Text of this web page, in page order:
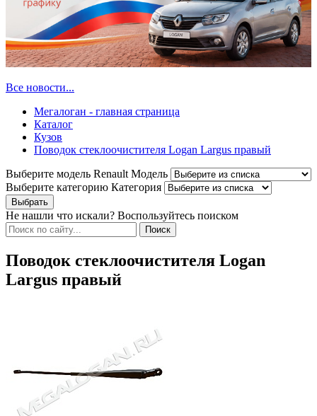
Все новости...
Мегалоган - главная страница
Каталог
Кузов
Поводок стеклоочистителя Logan Largus правый
Выберите модель Renault Модель
Выберите категорию Категория
Не нашли что искали? Воспользуйтесь поиском
Поводок стеклоочистителя Logan
Largus правый